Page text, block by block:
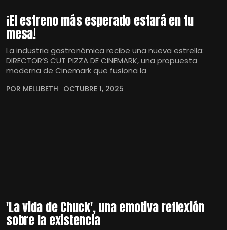
¡El estreno más esperado estará en tu
mesa!
La industria gastronómica recibe una nueva estrella:
DIRECTOR’S CUT PIZZA DE CINEMARK, una propuesta
moderna de Cinemark que fusiona la
POR MELLIBETH OCTUBRE 1, 2025
'La vida de Chuck', una emotiva reflexión
sobre la existencia